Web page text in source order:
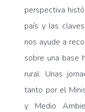
perspectiva
país y las
nos ayude a
sobre una base
rural. Unas
tanto por el
y Medio